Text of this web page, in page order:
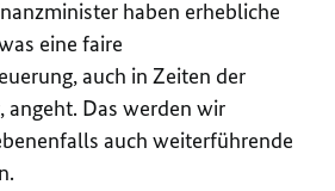
haben erhebliche
eine faire
auch in Zeiten der
Das werden wir
auch weiterführende